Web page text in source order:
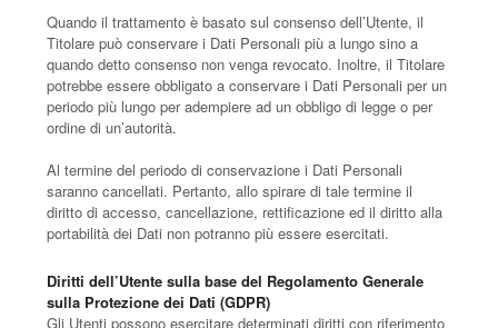
Quando il trattamento è basato sul consenso dell’Utente, il
Titolare può conservare i Dati Personali più a lungo sino a
quando detto consenso non venga revocato. Inoltre, il Titolare
potrebbe essere obbligato a conservare i Dati Personali per un
periodo più lungo per adempiere ad un obbligo di legge o per
ordine di un’autorità.
Al termine del periodo di conservazione i Dati Personali
saranno cancellati. Pertanto, allo spirare di tale termine il
diritto di accesso, cancellazione, rettificazione ed il diritto alla
portabilità dei Dati non potranno più essere esercitati.
Diritti dell’Utente sulla base del Regolamento Generale
sulla Protezione dei Dati (GDPR)
Gli Utenti possono esercitare determinati diritti con riferimento